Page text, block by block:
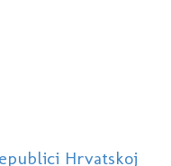
Hrvatskoj